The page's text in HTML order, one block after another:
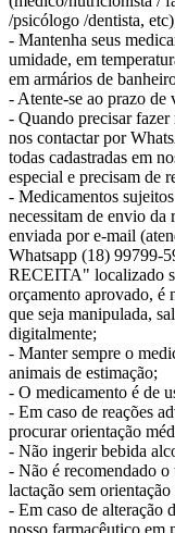
/psicólogo /dentista,
- Mantenha seus
umidade, em
em armários de
- Atente-se ao prazo de
- Quando precisar
nos contactar por
todas cadastradas em
especial e precisam de
- Medicamentos
necessitam de envio da
enviada por e-mail
Whatsapp (18) 99799-
RECEITA" localizado
orçamento aprovado, é
que seja manipulada,
digitalmente;
- Manter sempre o
animais de estimação;
- O medicamento é de
- Em caso de reações
procurar orientação
- Não ingerir bebida
- Não é recomendado o
lactação sem
- Em caso de alteração